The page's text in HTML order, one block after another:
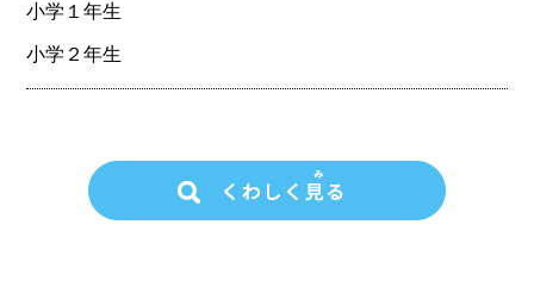
小学１年生
小学２年生